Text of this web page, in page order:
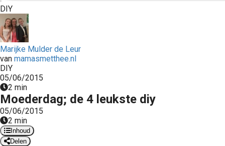
DIY
Marijke Mulder de Leur
van mamasmetthee.nl
DIY
05/06/2015
2 min
Moederdag; de 4 leukste diy
05/06/2015
2 min
Inhoud
Delen
de
Hierdoor
website-
van